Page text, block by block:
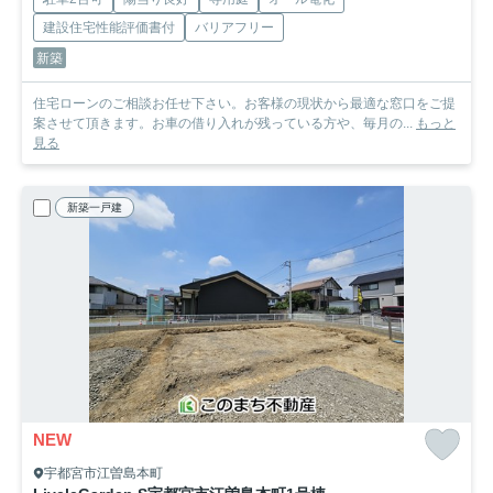
建設住宅性能評価書付
バリアフリー
新築
住宅ローンのご相談お任せ下さい。お客様の現状から最適な窓口をご提
案させて頂きます。お車の借り入れが残っている方や、毎月の...
もっと
見る
新築一戸建
NEW
宇都宮市江曽島本町